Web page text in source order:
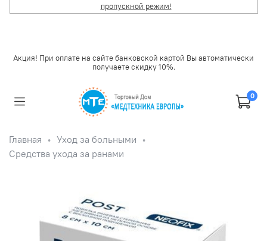
пропускной режим!
Акция! При оплате на сайте банковской картой Вы автоматически
получаете скидку 10%.
0
Главная
Уход за больными
Средства ухода за ранами